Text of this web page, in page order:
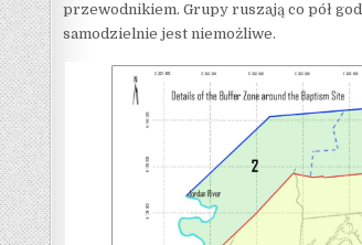
przewodnikiem. Grupy ruszają co pół
samodzielnie jest niemożliwe.